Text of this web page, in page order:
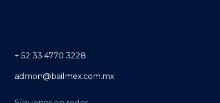
+ 52 33 4770 3228
admon@bailmex.com.mx